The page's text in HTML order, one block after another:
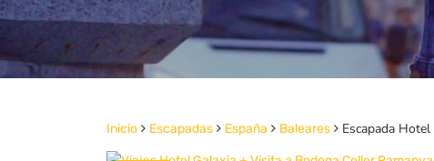
Inicio Escapadas España Baleares Escapada